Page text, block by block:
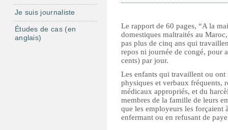
Le rapport de 60 pages, “A la
domestiques maltraités au
pas plus de cinq ans qui
repos ni journée de congé, pour
cents) par jour.
Les enfants qui travaillent ou ont
physiques et verbaux fréquents,
médicaux appropriés, et du
membres de la famille de leurs
que les employeurs les forçaient
enfermant ou en refusant de
Je suis journaliste
Études de cas (en
anglais)